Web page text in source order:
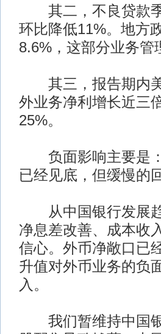
其二，不良贷款季
环比降低11%。地方
8.6%，这部分业务管
其三，报告期内美
外业务净利增长近三
25%。
负面影响主要是：
已经见底，但缓慢的
从中国银行发展趋
净息差改善、成本收
信心。外币净敞口已
升值对外币业务的负
入。
我们暂维持中国银